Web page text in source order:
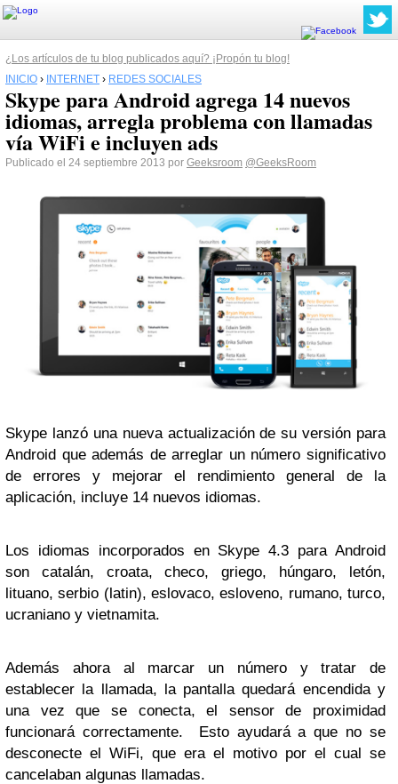
¿Los artículos de tu blog publicados aquí? ¡Propón tu blog!
INICIO › INTERNET › REDES SOCIALES
Skype para Android agrega 14 nuevos
idiomas, arregla problema con llamadas
vía WiFi e incluyen ads
Publicado el 24 septiembre 2013 por Geeksroom @GeeksRoom
Skype lanzó una nueva actualización de su versión para
Android que además de arreglar un número significativo
de errores y mejorar el rendimiento general de la
aplicación, incluye 14 nuevos idiomas.
Los idiomas incorporados en Skype 4.3 para Android
son catalán, croata, checo, griego, húngaro, letón,
lituano, serbio (latin), eslovaco, esloveno, rumano, turco,
ucraniano y vietnamita.
Además ahora al marcar un número y tratar de
establecer la llamada, la pantalla quedará encendida y
una vez que se conecta, el sensor de proximidad
funcionará correctamente. Esto ayudará a que no se
desconecte el WiFi, que era el motivo por el cual se
cancelaban algunas llamadas.